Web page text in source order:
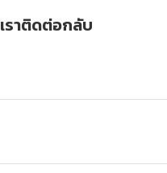
ราติดต่อกลับ